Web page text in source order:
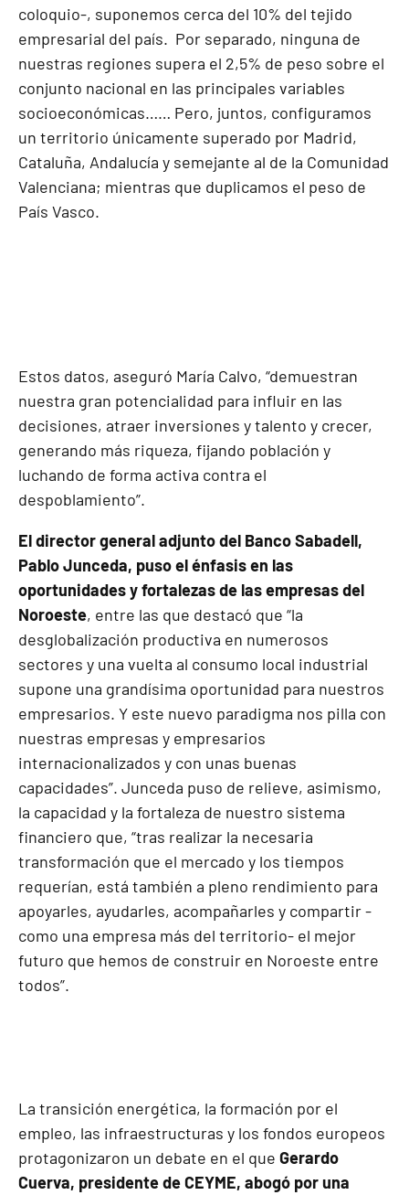
coloquio-, suponemos cerca del 10% del tejido
empresarial del país. Por separado, ninguna de
nuestras regiones supera el 2,5% de peso sobre el
conjunto nacional en las principales variables
socioeconómicas…… Pero, juntos, configuramos
un territorio únicamente superado por Madrid,
Cataluña, Andalucía y semejante al de la Comunidad
Valenciana; mientras que duplicamos el peso de
País Vasco.
Estos datos, aseguró María Calvo, “demuestran
nuestra gran potencialidad para influir en las
decisiones, atraer inversiones y talento y crecer,
generando más riqueza, fijando población y
luchando de forma activa contra el
despoblamiento”.
El director general adjunto del Banco Sabadell,
Pablo Junceda, puso el énfasis en las
oportunidades y fortalezas de las empresas del
Noroeste, entre las que destacó que “la
desglobalización productiva en numerosos
sectores y una vuelta al consumo local industrial
supone una grandísima oportunidad para nuestros
empresarios. Y este nuevo paradigma nos pilla con
nuestras empresas y empresarios
internacionalizados y con unas buenas
capacidades”. Junceda puso de relieve, asimismo,
la capacidad y la fortaleza de nuestro sistema
financiero que, “tras realizar la necesaria
transformación que el mercado y los tiempos
requerían, está también a pleno rendimiento para
apoyarles, ayudarles, acompañarles y compartir -
como una empresa más del territorio- el mejor
futuro que hemos de construir en Noroeste entre
todos”.
La transición energética, la formación por el
empleo, las infraestructuras y los fondos europeos
protagonizaron un debate en el que Gerardo
Cuerva, presidente de CEYME, abogó por una